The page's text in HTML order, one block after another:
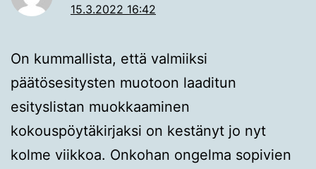
15.3.2022 16:42
On kummallista, että valmiiksi
päätösesitysten muotoon laaditun
esityslistan muokkaaminen
kokouspöytäkirjaksi on kestänyt jo nyt
kolme viikkoa. Onkohan ongelma sopivien